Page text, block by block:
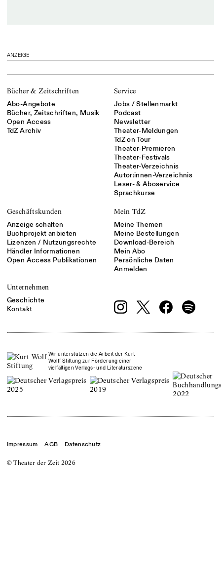
ANZEIGE
Bücher & Zeitschriften
Abo-Angebote
Bücher, Zeitschriften, Musik
Open Access
TdZ Archiv
Service
Jobs / Stellenmarkt
Podcast
Newsletter
Theater-Meldungen
TdZ on Tour
Theater-Premieren
Theater-Festivals
Theater-Verzeichnis
Autor:innen-Verzeichnis
Leser- & Aboservice
Sprachkurse
Geschäftskunden
Anzeige schalten
Buchprojekt anbieten
Lizenzen / Nutzungsrechte
Händler Informationen
Open Access Publikationen
Mein TdZ
Meine Themen
Meine Bestellungen
Download-Bereich
Mein Abo
Persönliche Daten
Anmelden
Unternehmen
Geschichte
Kontakt
Wir unterstützen die Arbeit der Kurt
Wolff Stiftung zur Förderung einer
vielfältigen Verlags- und Literaturszene
© Theater der Zeit 2026
Impressum AGB Datenschutz